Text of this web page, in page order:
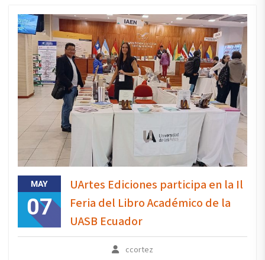
MAY
07
UArtes Ediciones participa en la Il
Feria del Libro Académico de la
UASB Ecuador
ccortez